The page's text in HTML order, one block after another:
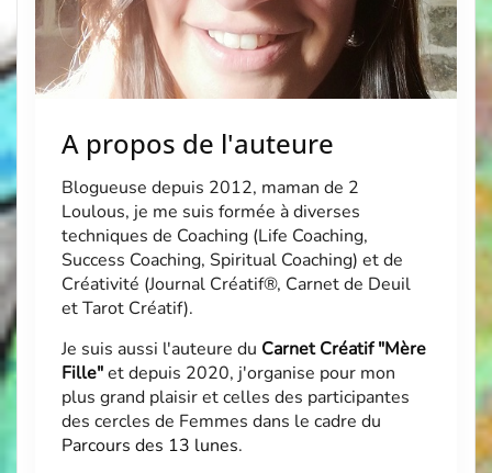
A propos de l'auteure
Blogueuse depuis 2012, maman de 2
Loulous, je me suis formée à diverses
techniques de Coaching (Life Coaching,
Success Coaching, Spiritual Coaching) et de
Créativité (Journal Créatif®, Carnet de Deuil
et Tarot Créatif).
Je suis aussi l'auteure du Carnet Créatif "Mère
Fille"et depuis 2020, j'organise pour mon
plus grand plaisir et celles des participantes
des cercles de Femmes dans le cadre du
Parcours des 13 lunes.